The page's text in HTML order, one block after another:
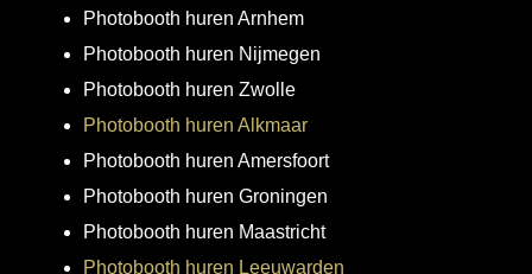
Photobooth huren Arnhem
Photobooth huren Nijmegen
Photobooth huren Zwolle
Photobooth huren Alkmaar
Photobooth huren Amersfoort
Photobooth huren Groningen
Photobooth huren Maastricht
Photobooth huren Leeuwarden